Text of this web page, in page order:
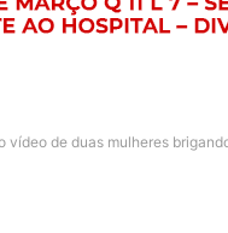
vídeo de duas mulheres